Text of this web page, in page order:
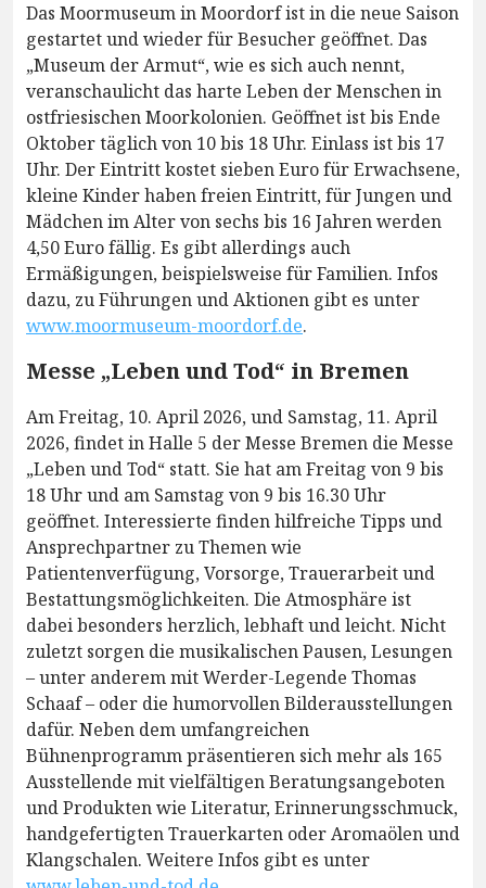
Das Moormuseum in Moordorf ist in die neue Saison
gestartet und wieder für Besucher geöffnet. Das
„Museum der Armut“, wie es sich auch nennt,
veranschaulicht das harte Leben der Menschen in
ostfriesischen Moorkolonien. Geöffnet ist bis Ende
Oktober täglich von 10 bis 18 Uhr. Einlass ist bis 17
Uhr. Der Eintritt kostet sieben Euro für Erwachsene,
kleine Kinder haben freien Eintritt, für Jungen und
Mädchen im Alter von sechs bis 16 Jahren werden
4,50 Euro fällig. Es gibt allerdings auch
Ermäßigungen, beispielsweise für Familien. Infos
dazu, zu Führungen und Aktionen gibt es unter
www.moormuseum-moordorf.de.
Messe „Leben und Tod“ in Bremen
Am Freitag, 10. April 2026, und Samstag, 11. April
2026, findet in Halle 5 der Messe Bremen die Messe
„Leben und Tod“ statt. Sie hat am Freitag von 9 bis
18 Uhr und am Samstag von 9 bis 16.30 Uhr
geöffnet. Interessierte finden hilfreiche Tipps und
Ansprechpartner zu Themen wie
Patientenverfügung, Vorsorge, Trauerarbeit und
Bestattungsmöglichkeiten. Die Atmosphäre ist
dabei besonders herzlich, lebhaft und leicht. Nicht
zuletzt sorgen die musikalischen Pausen, Lesungen
– unter anderem mit Werder-Legende Thomas
Schaaf – oder die humorvollen Bilderausstellungen
dafür. Neben dem umfangreichen
Bühnenprogramm präsentieren sich mehr als 165
Ausstellende mit vielfältigen Beratungsangeboten
und Produkten wie Literatur, Erinnerungsschmuck,
handgefertigten Trauerkarten oder Aromaölen und
Klangschalen. Weitere Infos gibt es unter